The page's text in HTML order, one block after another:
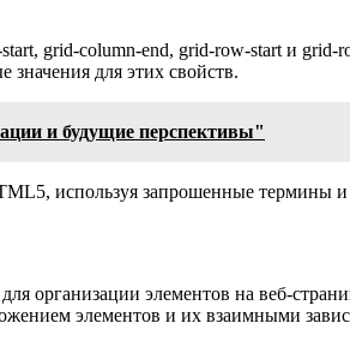
grid-column-end, grid-row-start и grid-
значения для этих свойств.
и будущие перспективы"
используя запрошенные термины
организации элементов на веб-
элементов и их взаимными